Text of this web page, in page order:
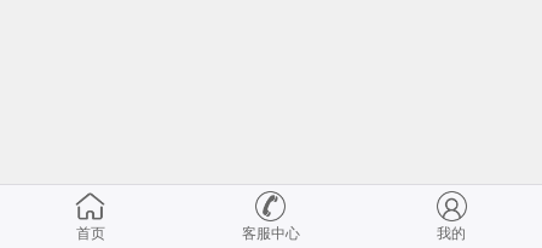
首页 客服中心 我的